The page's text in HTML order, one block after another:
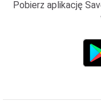
Pobierz aplikację